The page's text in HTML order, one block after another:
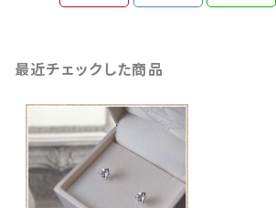
最近チェックした商品